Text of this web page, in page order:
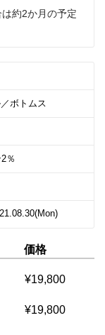
約2か月の予定
ボトムス
％
価格
¥19,800
¥19,800